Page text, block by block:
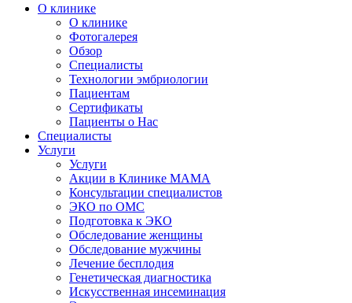
О клинике
О клинике
Фотогалерея
Обзор
Специалисты
Технологии эмбриологии
Пациентам
Сертификаты
Пациенты о Нас
Специалисты
Услуги
Услуги
Акции в Клинике МАМА
Консультации специалистов
ЭКО по ОМС
Подготовка к ЭКО
Обследование женщины
Обследование мужчины
Лечение бесплодия
Генетическая диагностика
Искусственная инсеминация